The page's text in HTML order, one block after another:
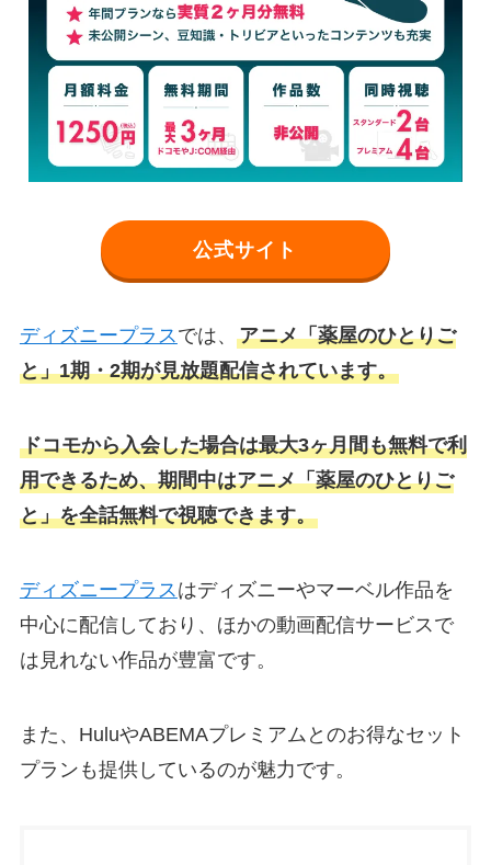
公式サイト
ディズニープラスでは、 アニメ「薬屋のひとりご
と」1期・2期が見放題配信されています。
ドコモから入会した場合は最大3ヶ月間も無料で利
用できるため、期間中はアニメ「薬屋のひとりご
と」を全話無料で視聴できます。
ディズニープラス はディズニーやマーベル作品を
中心に配信しており、ほかの動画配信サービスで
は見れない作品が豊富です。
また、HuluやABEMAプレミアムとのお得なセット
プランも提供しているのが魅力です。